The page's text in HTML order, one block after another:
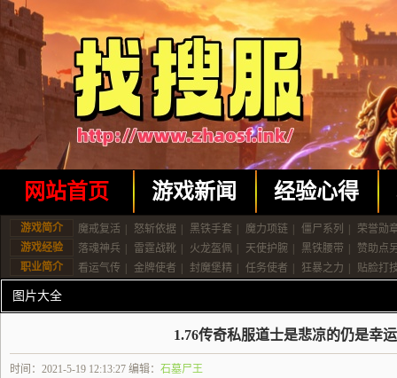
网站首页 游戏新闻 经验心得
游戏简介 魔戒复活 怒斩依据 黑铁手套 魔力项链 僵尸系列
荣誉勋
游戏经验
落魂神兵 雷霆战靴 火龙盔佩 天使护腕 黑铁腰带
赞助点
职业简介
看运气传 金牌使者 封魔堡精 任务使者 狂暴之力 贴脸打
图片大全
1.76传奇私服道士是悲凉的仍是幸
时间：2021-5-19 12:13:27 编辑： 石墓尸王